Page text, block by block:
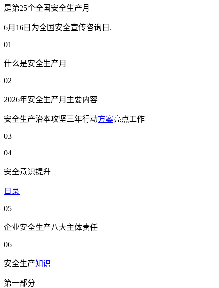
是第25个全国安全生产月
6月16日为全国安全宣传咨询日.
01
什么是安全生产月
02
2026年安全生产月主要内容
安全生产治本攻坚三年行动方案亮点工作
03
04
安全意识提升
目录
05
企业安全生产八大主体责任
06
安全生产知识
第一部分